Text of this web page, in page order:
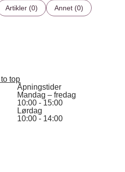
Artikler (0) Annet (0)
Åpningstider
Mandag – fredag
10:00 - 15:00
Lørdag
10:00 - 14:00